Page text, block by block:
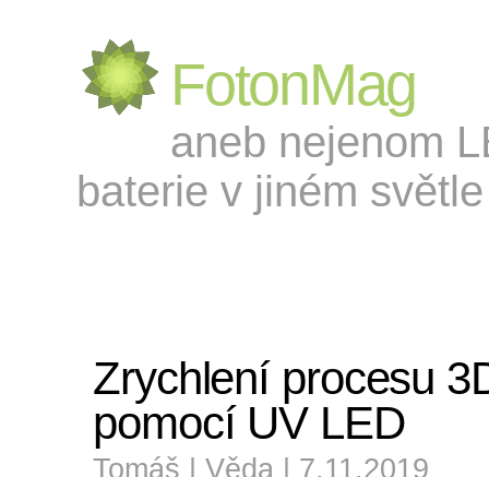
FotonMag
aneb nejenom
baterie v jiném
Zrychlení procesu
pomocí UV LED
Tomáš | Věda | 7.11.2019